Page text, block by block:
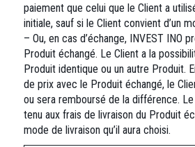
paiement que celui que le Client a
initiale, sauf si le Client convient d’un
– Ou, en cas d’échange, INVEST INO
Produit échangé. Le Client a la
Produit identique ou un autre Produit.
de prix avec le Produit échangé, le
ou sera remboursé de la différence.
tenu aux frais de livraison du Produit
mode de livraison qu’il aura choisi.